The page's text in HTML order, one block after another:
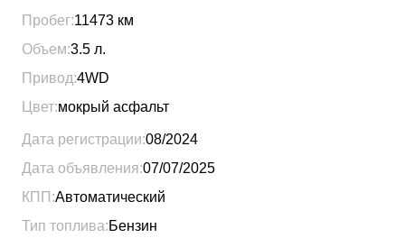
Пробег:11473 км
Объем:3.5 л.
Привод:4WD
Цвет:мокрый асфальт
Дата регистрации:08/2024
Дата объявления:07/07/2025
КПП:Автоматический
Тип топлива:Бензин